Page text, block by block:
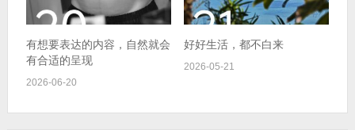
有想要表达的内容，自然就会
有合适的呈现
2026-06-20
好好生活，都不白来
2026-05-21